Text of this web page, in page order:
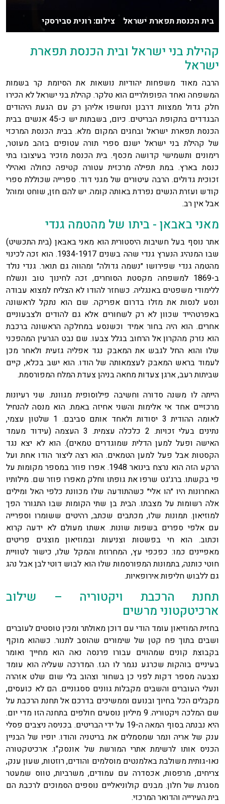
בית הכנסת תפארת ישראל צילום: רונית סבירסקי
קהילת בני ישראל ובית הכנסת תפארת
ישראל
הרבה מאוד משפחות יהודיות נושאות את הסיומת קר בשמות
המשפחה ואחד הפופולריים הוא טלקר. קהילת בני ישראל לא הכירו
חלק גדול ממצוות דרבנן ונחשפו אליהן רק עם הגעת היהודים
הבגדדים בתקופת הבריטים. כיום, בשבתות יש כ-45 אנשים בבית
הכנסת תפארת ישראל ובחגים המקום מלא. בבית הכנסת המרכזי
של קהילת בני ישראל ישנם ספרי תורה עטופים בזהב מעוטר,
רימונים ותשמישי קדושה מכסף. בית הכנסת מזכיר בעיצובו בתי
כנסת בארץ. במת תפילה מרכזית עטורה קטיפה כחולה ואהילי
זכוכית גדולים. הרבה עיטורים של מגני דוד. ספרייה שכוללת ספרי
קודש ועזרת הנשים נפרדת באותה קומה. יש להם חזן, שוחט ומוהל
אבל אין רב.
מאני באבאן - ביתו של מהטמה גנדי
אתר נוסף בעל חשיבות היסטורית הוא מאני באבאן (בית התכשיט)
שבו המנהיג הנערץ גנדי שהה בשנים 1934-1917. הוא זכה לכינוי
מהטמה גנדי שפירושו ״נשמה גדולה״ ומהווה גם תואר. גנדי נולד
ב-1869 למשפחה מקסטת הסוחרים, זכה לחינוך טוב ונשלח
ללימודי משפטים באנגליה. כשחזר להודו לא הצליח למצוא עבודה
ונסע לנסות את מזלו בדרום אפריקה. שם הוא נתקל לראשונה
באפרטהייד שכוון לא רק לשחורים אלא גם להודים ולצבעוניים
אחרים. הוא היה בחור אמיד וכשנסע במחלקה הראשונה ברכבת
הוא נזרק מהקרון אל הרחוב בגלל צבעו. שם נבט הגרעין המהפכני
שלו והוא החל לגבש את המאבק נגד אפליה גזעית ולאחר מכן
לעמוד בראש המאבק לעצמאותה של הודו. הוא ישב בכלא, קיים
שביתות רעב, ארגן צעדות מחאה בניהן צעדת המלח המפורסמת.
הייתה לו משנה סדורה וחשיבה פילוסופית מגוונת. שני רעיונות
מרכזיים אחד אי אלימות והשני אחיזה באמת. הוא מנסה להנחיל
לאומה ההודית 3 יסודות ולאחד אותם סביבם. 1 שלטון עצמי,
נתינים בעלי זכויות. 2 כלכלה עצמית. 3 העצמה (עידוד מעמד
האישה ופעל למען הדלית שמוגדרים טמאים). הוא לא יצא נגד
הקסטות אבל פעל למען הטמאים. הוא רצה ליצור הודו אחת ועל
הרקע הזה הוא נרצח בינואר 1948. אפרו פוזר במספר מקומות על
פי בקשתו. ברג׳גט שרפו את גופתו וחלק מאפרו פוזר שם. מילותיו
האחרונות היו ״הו אלי״ כשהתודעה שלו מכוונת כלפי האל ומילים
אלה רשומות על מצבתו. הבית בן שתי הקומות שבו התגורר הפך
למוזיאון. תמונות שלו, מכתבים שכתב, רהיטים ששומרו וספרייה
עם אלפי ספרים בשפות שונות. אשתו מעולם לא ידעה קרוא
וכתוב. הוא חי בפשטות וצניעות ובמוזיאון מוצגים פריטים
מאפיינים כמו: כפכפי עץ, המחרוזת והמקל שלו, כישור לטוויית
חוטי כותנה, בתמונות המפורסמות שלו הוא לבוש דוטי לבן אבל נהג
גם ללבוש חליפות אירופאיות.
תחנת הרכבת ויקטוריה – שילוב
ארכיטקטוני מרשים
בחזית המוזיאון עומד הודי עם דוכן מאולתר ומכין טוסטים לעוברים
ושבים בתוך פח קטן של שימורים שהוסב לתנור. כשהוא מוקף
בקבוצת קונים שמהווים עבורו פרנסה נאה הוא מחייך ואומר
בעיניים בוהקות שכרגע נגמר לו הגז. המדרכה שעליה הוא עומד
נצבעה מספר דקות לפני כן בשחור וצהוב בלי שום שלט אזהרה
ונעלי העוברים והשבים מקבלות גוונים ססגוניים. הם לא כועסים,
מקבלים הכל בחיוך ובנועם וממשיכים בדרכם אל תחנת הרכבת על
שם המלכה ויקטוריה. 9 מיליון נוסעים חולפים בתחנה הזו מדי יום.
היא נבנתה בסוף המאה ה-19 על ידי הבריטים. בכניסה ניצבים פסלי
ענק של אריה ונמר שמסמלים את בריטניה והודו. יופיו של הבניין
הכניס אותו לרשימת אתרי המורשת של אונסק"ו. ארכיטקטורה
נאו-גותית משולבת באלמנטים מוסלמים והודים, רוזטות, שעון ענק,
צריחים, מרפסות, אכסדרה עם עמודים, משרביות, טווס שמעטר
מסגרת של חלון. מבנים קולוניאליים נוספים הסמוכים לרכבת הם
בית העירייה והדואר המרכזי.